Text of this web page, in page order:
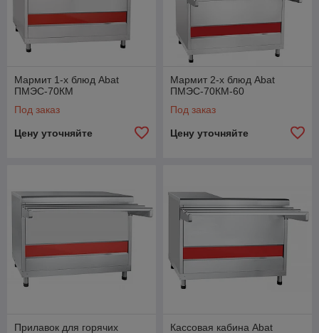
Мармит 1-х блюд Abat
ПМЭС-70КМ
Под заказ
Цену уточняйте
Мармит 2-х блюд Abat
ПМЭС-70КМ-60
Под заказ
Цену уточняйте
Прилавок для горячих
Кассовая кабина Abat